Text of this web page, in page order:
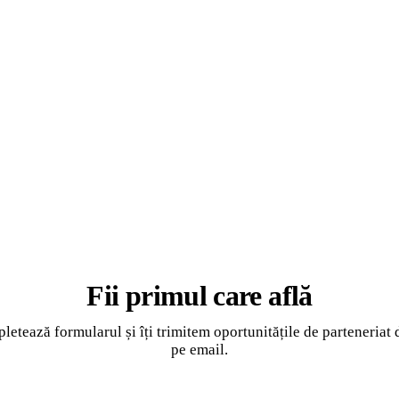
Fii primul care află
formularul și îți trimitem oportunitățile de parteneriat
pe email.